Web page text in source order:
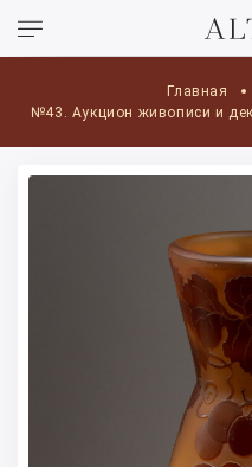
Главная
№43. Аукцион живописи и